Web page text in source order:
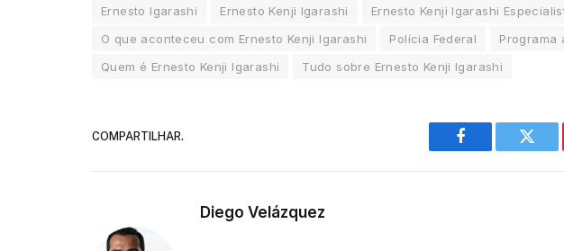
Ernesto Igarashi Ernesto Kenji Igarashi
Ernesto Kenji Igarashi
O que aconteceu com Ernesto Kenji Igarashi
Polícia Federal
Programa
Quem é Ernesto Kenji Igarashi
Tudo sobre Ernesto Kenji Igarashi
COMPARTILHAR.
Facebook
Diego Velázquez